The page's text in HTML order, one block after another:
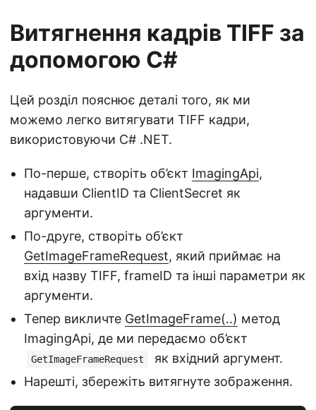
Витягнення кадрів TIFF за
допомогою C#
Цей розділ пояснює деталі того, як ми
можемо легко витягувати TIFF кадри,
використовуючи C# .NET.
По-перше, створіть об’єкт ImagingApi,
надавши ClientID та ClientSecret як
аргументи.
По-друге, створіть об’єкт
GetImageFrameRequest, який приймає на
вхід назву TIFF, frameID та інші параметри як
аргументи.
Тепер викличте GetImageFrame(..) метод
ImagingApi, де ми передаємо об’єкт
GetImageFrameRequest
як вхідний аргумент.
Нарешті, збережіть витягнуте зображення.